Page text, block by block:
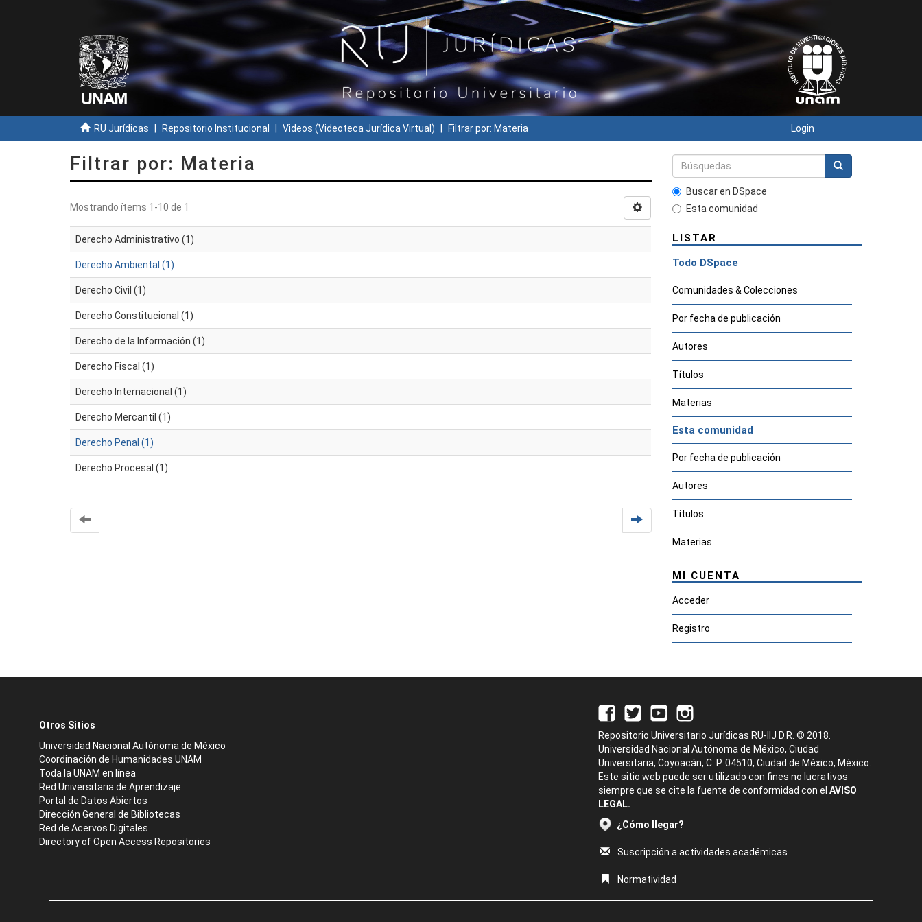
RU Jurídicas Repositorio Institucional Videos (Videoteca Jurídica Virtual) Filtrar por: Materia Login
Filtrar por: Materia
Mostrando ítems 1-10 de 1
Derecho Administrativo (1)
Derecho Ambiental (1)
Derecho Civil (1)
Derecho Constitucional (1)
Derecho de la Información (1)
Derecho Fiscal (1)
Derecho Internacional (1)
Derecho Mercantil (1)
Derecho Penal (1)
Derecho Procesal (1)
Buscar en DSpace
Esta comunidad
LISTAR
Todo DSpace
Comunidades & Colecciones
Por fecha de publicación
Autores
Títulos
Materias
Esta comunidad
Por fecha de publicación
Autores
Títulos
Materias
MI CUENTA
Acceder
Registro
Otros Sitios
Universidad Nacional Autónoma de México
Coordinación de Humanidades UNAM
Toda la UNAM en línea
Red Universitaria de Aprendizaje
Portal de Datos Abiertos
Dirección General de Bibliotecas
Red de Acervos Digitales
Directory of Open Access Repositories
Repositorio Universitario Jurídicas RU-IIJ D.R. © 2018.
Universidad Nacional Autónoma de México, Ciudad
Universitaria, Coyoacán, C. P. 04510, Ciudad de México, México.
Este sitio web puede ser utilizado con fines no lucrativos
siempre que se cite la fuente de conformidad con el AVISO
LEGAL.
¿Cómo llegar?
Suscripción a actividades académicas
Normatividad